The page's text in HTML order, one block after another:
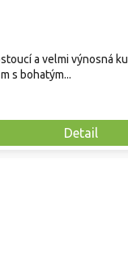
Detail
a velmi výnosná
s bohatým...